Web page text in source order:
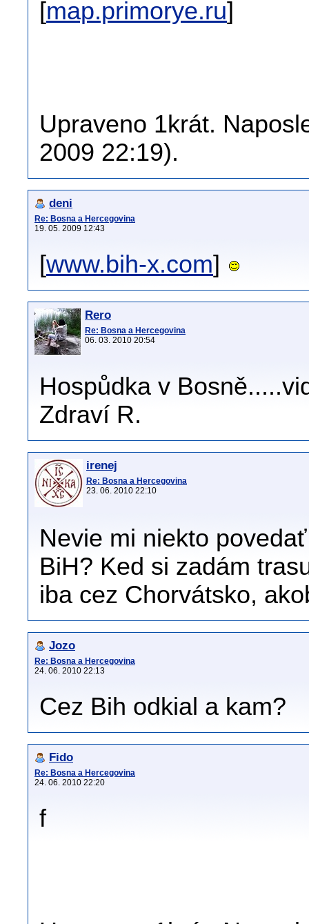
[map.primorye.ru]
Upraveno 1krát.
2009 22:19).
deni
Re: Bosna a Hercegovina
19. 05. 2009 12:43
[www.bih-x.com]
Rero
Re: Bosna a Hercegovina
06. 03. 2010 20:54
Hospůdka v
Zdraví R.
irenej
Re: Bosna a Hercegovina
23. 06. 2010 22:10
Nevie mi niekto
BiH? Ked si zadám
iba cez Chorvátsko,
Jozo
Re: Bosna a Hercegovina
24. 06. 2010 22:13
Cez Bih odkial a kam?
Fido
Re: Bosna a Hercegovina
24. 06. 2010 22:20
f